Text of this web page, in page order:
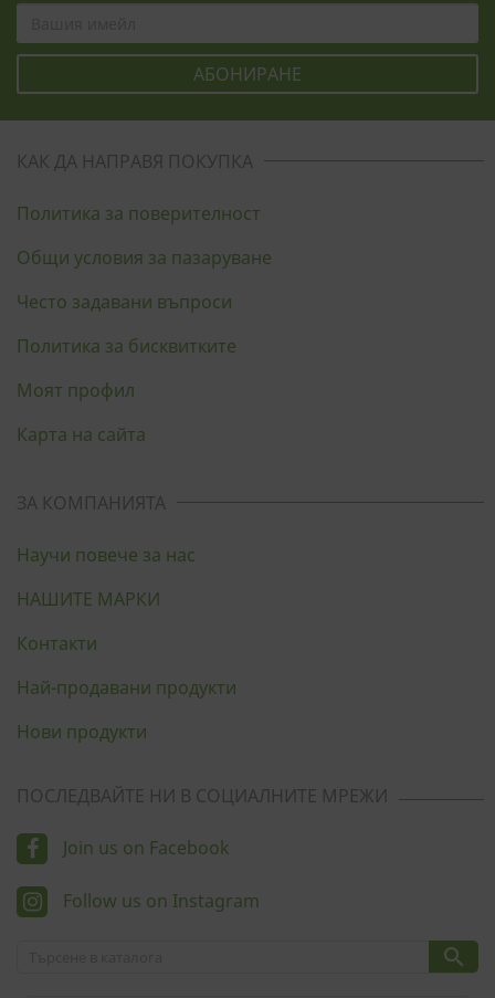
КАК ДА НАПРАВЯ ПОКУПКА
Политика за поверителност
Общи условия за пазаруване
Често задавани въпроси
Политика за бисквитките
Моят профил
Карта на сайта
ЗА КОМПАНИЯТА
Научи повече за нас
НАШИТЕ МАРКИ
Контакти
Най-продавани продукти
Нови продукти
ПОСЛЕДВАЙТЕ НИ В СОЦИАЛНИТЕ МРЕЖИ
Join us on Facebook
Follow us on Instagram
